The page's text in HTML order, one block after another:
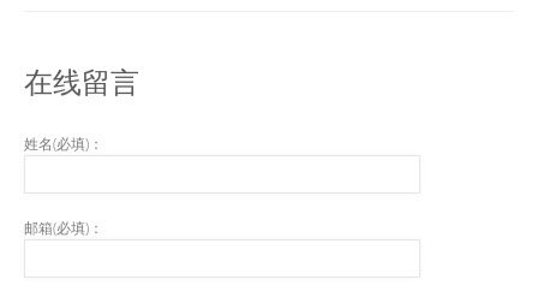
在线留言
姓名(必填)：
邮箱(必填)：